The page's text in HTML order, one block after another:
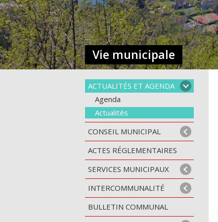
ACTUALITÉS ET AGENDA
Agenda
Actualités
CONSEIL MUNICIPAL
ACTES RÉGLEMENTAIRES
SERVICES MUNICIPAUX
INTERCOMMUNALITÉ
BULLETIN COMMUNAL
Vie municipale